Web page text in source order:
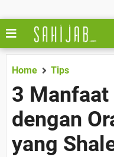
Home Tips
3
dengan
yang